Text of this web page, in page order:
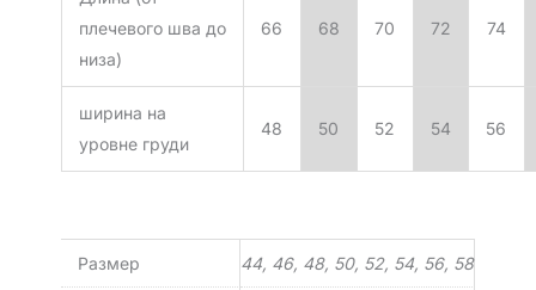
плечевого шва до
низа)
66 68 70 72 74
ширина на
уровне груди
48 50 52 54 56
Размер 44, 46, 48, 50, 52, 54, 56, 58